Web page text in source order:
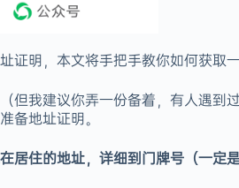
明，本文将手把手教你如何获取
但我建议你弄一份备着，有人遇到
备地址证明。
居住的地址，详细到门牌号（一定